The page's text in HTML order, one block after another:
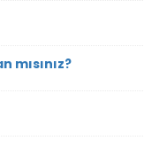
mısınız?